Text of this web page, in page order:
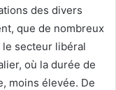
des divers
que de nombreux
secteur libéral
où la durée de
moins élevée. De